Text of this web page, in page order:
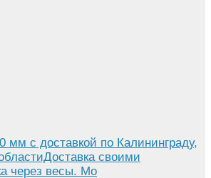
мм с доставкой по Калининграду,
своими
через весы. Мо